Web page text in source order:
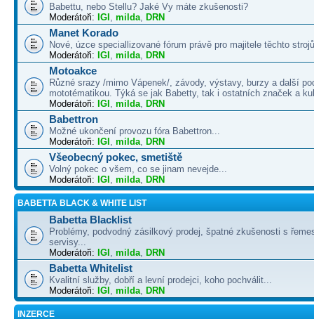
Babettu, nebo Stellu? Jaké Vy máte zkušenosti?
Moderátoři: IGI , milda, DRN
Manet Korado
Nové, úzce speciallizované fórum právě pro majitele těchto
Moderátoři: IGI , milda, DRN
Motoakce
Různé srazy /mimo Vápenek/, závody, výstavy, burzy a další
mototématikou. Týká se jak Babetty, tak i ostatních značek a
Moderátoři: IGI , milda, DRN
Babettron
Možné ukončení provozu fóra Babettron...
Moderátoři: IGI , milda, DRN
Všeobecný pokec, smetiště
Volný pokec o všem, co se jinam nevejde...
Moderátoři: IGI , milda, DRN
BABETTA BLACK & WHITE LIST
Babetta Blacklist
Problémy, podvodný zásilkový prodej, špatné zkušenosti s
servisy...
Moderátoři: IGI , milda, DRN
Babetta Whitelist
Kvalitní služby, dobří a levní prodejci, koho pochválit...
Moderátoři: IGI , milda, DRN
INZERCE